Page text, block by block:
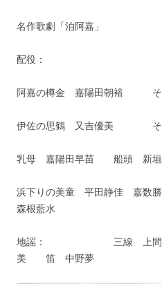
名作歌劇「泊阿嘉」
配役：
阿嘉の樽金 嘉陽田朝裕 そ
伊佐の思鶴 又吉優美 そ
乳母 嘉陽田早苗 船頭 新
浜下りの美童 平田静佳 嘉数
森根藍水
地謡： 三線 上間仁
美 笛 中野夢